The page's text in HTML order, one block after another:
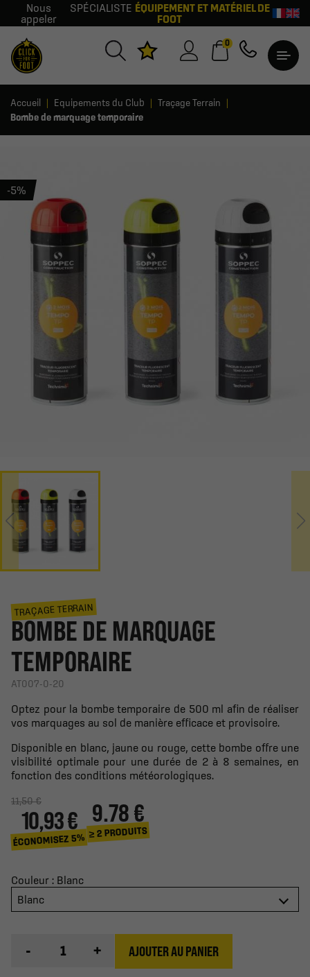
Nous
appeler
SPÉCIALISTE ÉQUIPEMENT ET MATÉRIEL DE
FOOT
0
Accueil Equipements du Club
Traçage Terrain
Bombe de marquage temporaire
-5%
TRAÇAGE TERRAIN
BOMBE DE MARQUAGE
TEMPORAIRE
AT007-0-20
Optez pour la bombe temporaire de 500 ml afin de réaliser
vos marquages au sol de manière efficace et provisoire.
Disponible en blanc, jaune ou rouge, cette bombe offre une
visibilité optimale pour une durée de 2 à 8 semaines, en
fonction des conditions météorologiques.
11,50 €
10,93 €
ÉCONOMISEZ 5%
9.78 €
≥ 2 PRODUITS
Couleur : Blanc
Blanc
- + AJOUTER AU PANIER